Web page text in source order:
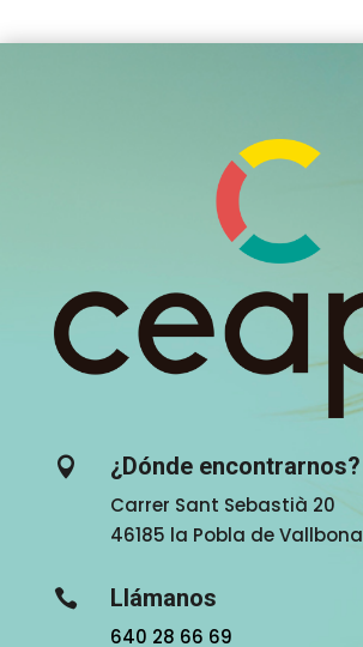
 ¿Dónde encontrarnos?
Carrer Sant Sebastià 20
46185 la Pobla de Vallbona
 Llámanos
640 28 66 69